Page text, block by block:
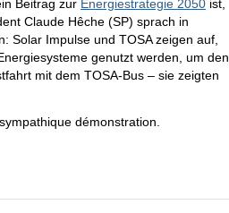
Beitrag zur Energiestrategie 2050 ist,
Claude Hêche (SP) sprach in
Solar Impulse und TOSA zeigen auf,
genutzt werden, um den
mit dem TOSA-Bus – sie zeigten
démonstration.